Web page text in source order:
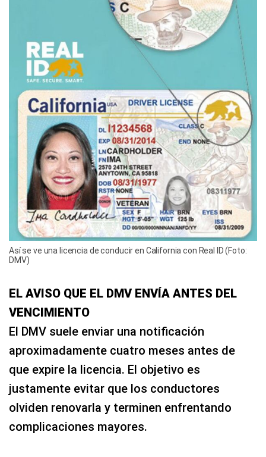
Así se ve una licencia de conducir en California con Real ID (Foto:
DMV)
EL AVISO QUE EL DMV ENVÍA ANTES DEL
VENCIMIENTO
El DMV suele enviar una notificación
aproximadamente cuatro meses antes de
que expire la licencia. El objetivo es
justamente evitar que los conductores
olviden renovarla y terminen enfrentando
complicaciones mayores.